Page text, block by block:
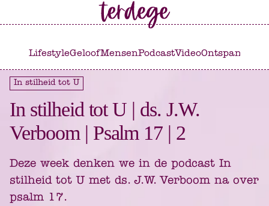
LifestyleGeloofMensenPodcastVideoOntspannen
In stilheid tot U
In stilheid tot U | ds. J.W.
Verboom | Psalm 17 | 2
Deze week denken we in de podcast In
stilheid tot U met ds. J.W. Verboom na over
psalm 17.